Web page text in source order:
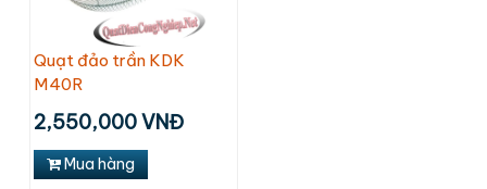
Quạt đảo trần KDK
M40R
2,550,000 VNĐ
Mua hàng